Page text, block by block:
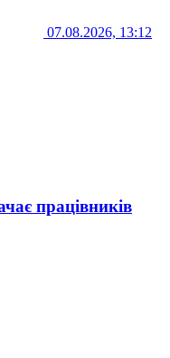
07.08.2026, 13:12
працівників